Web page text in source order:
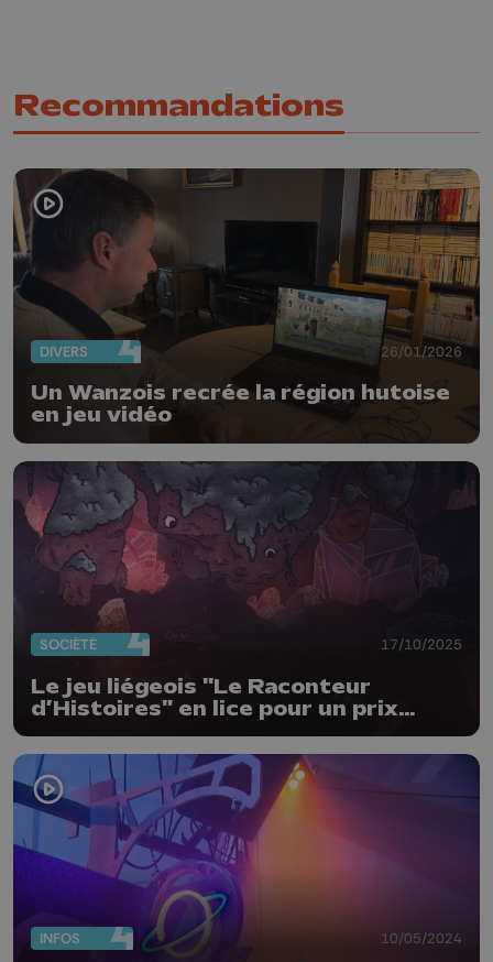
Recommandations
DIVERS 26/01/2026
Un Wanzois recrée la région hutoise
en jeu vidéo
SOCIÉTÉ 17/10/2025
Le jeu liégeois "Le Raconteur
d’Histoires" en lice pour un prix
international
INFOS 10/05/2024